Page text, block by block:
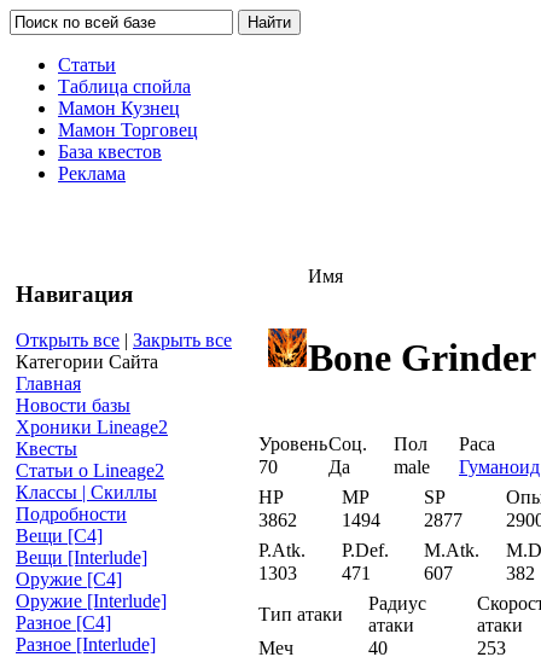
Статьи
Таблица спойла
Мамон Кузнец
Мамон Торговец
База квестов
Реклама
Навигация
Открыть все | Закрыть все
Категории Сайта
Главная
Новости базы
Хроники Lineage2
Квесты
Статьи о Lineage2
Классы | Скиллы
Подробности
Вещи [С4]
Вещи [Interlude]
Оружие [С4]
Оружие [Interlude]
Разное [C4]
Разное [Interlude]
Имя
Bone Grinder
УровеньСоц. Пол
Раса
70
Да male
Гуманоид
HP
MP SP
3862
1494 2877
P.Atk.
P.Def. M.Atk.
1303
471 607
382
Тип атаки
Радиус
атаки
атаки
Меч
40
253